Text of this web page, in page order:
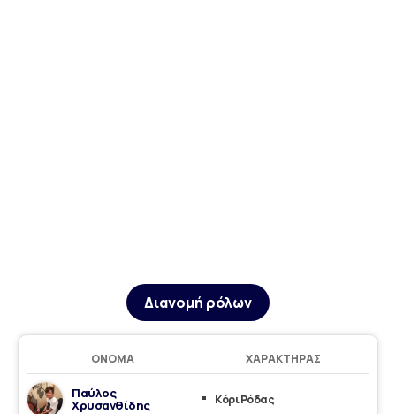
Διανομή ρόλων
ΌΝΟΜΑ ΧΑΡΑΚΤΉΡΑΣ
Παύλος
Χρυσανθίδης Κόρι Ρόδας